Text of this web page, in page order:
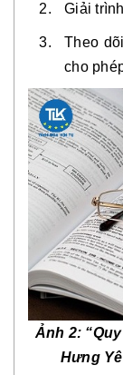
Giải
Theo
cho
Ảnh 2:
Hưng